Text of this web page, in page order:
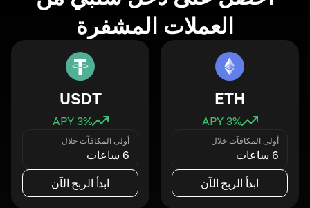
العملات المشفرة
ETH
3% APY
أولى المكافآت خلال
6 ساعات
ابدأ الربح الآن
USDT
3% APY
أولى المكافآت خلال
6 ساعات
ابدأ الربح الآن